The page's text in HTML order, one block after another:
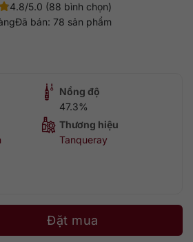
4.8/5.0 (88 bình chọn)
Đã bán: 78 sản phẩm
Nồng độ
47.3%
Thương hiệu
Tanqueray
Đặt mua